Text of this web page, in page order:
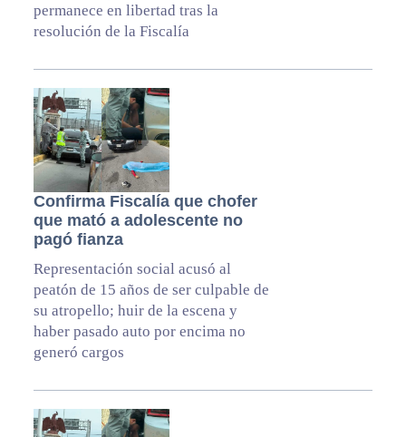
permanece en libertad tras la
resolución de la Fiscalía
Confirma Fiscalía que chofer
que mató a adolescente no
pagó fianza
Representación social acusó al
peatón de 15 años de ser culpable de
su atropello; huir de la escena y
haber pasado auto por encima no
generó cargos